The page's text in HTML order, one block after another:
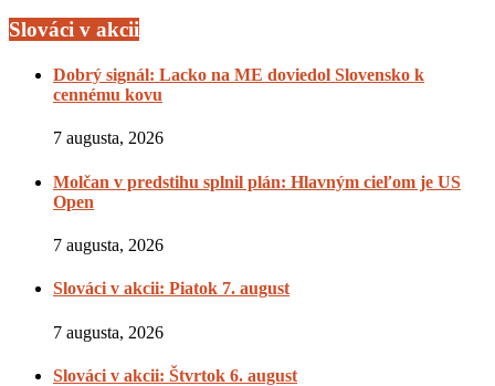
Slováci v akcii
Dobrý signál: Lacko na ME doviedol Slovensko k
cennému kovu
7 augusta, 2026
Molčan v predstihu splnil plán: Hlavným cieľom je US
Open
7 augusta, 2026
Slováci v akcii: Piatok 7. august
7 augusta, 2026
Slováci v akcii: Štvrtok 6. august